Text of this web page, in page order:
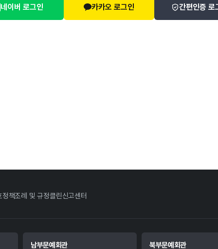
네이버 로그인 카카오 로그인 간편인증 로
정책조례 및 규정클린신고센터
남부문예회관 북부문예회관